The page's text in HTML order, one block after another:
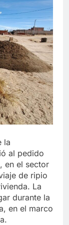
la
al pedido
en el sector
de ripio
La
durante la
en el marco